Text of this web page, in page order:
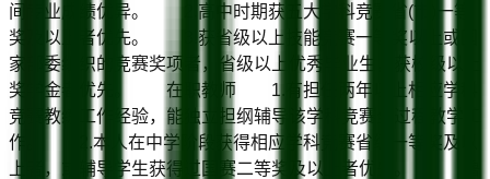
间专业成绩优异。 2.高中时期获五大学科竞赛省(市)一等
奖及以上者优先。 3.获省级以上技能竞赛一等奖以上或国
家部委组织的竞赛奖项者，省级以上优秀毕业生，获校级以上
奖学金者优先。 在职教师 1.有担任两年以上相应学科
竞赛教练工作经验，能独立担纲辅导该学科竞赛全过程教学工
作。 2.本人在中学阶段获得相应学科竞赛省级一等奖及以
上者，或辅导学生获得过国赛二等奖及以上者优先。 鲁